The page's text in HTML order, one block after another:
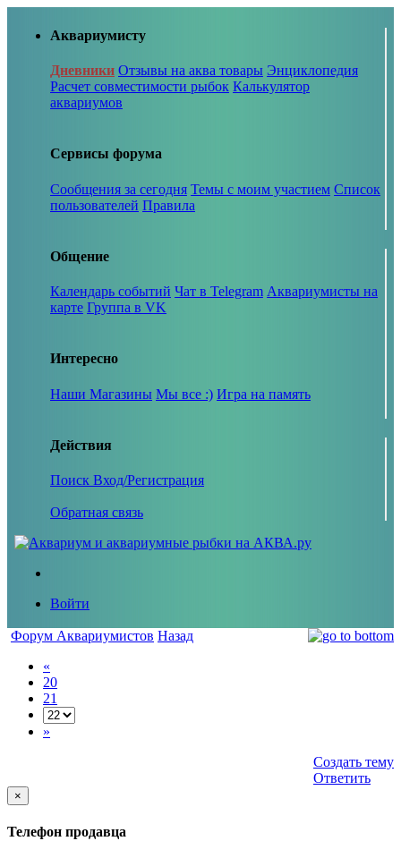
Аквариумисту
Дневники Отзывы на аква товары Энциклопедия
Расчет совместимости рыбок Калькулятор
аквариумов
Сервисы форума
Сообщения за сегодня Темы с моим участием Список
пользователей Правила
Общение
Календарь событий Чат в Telegram Аквариумисты на
карте Группа в VK
Интересно
Наши Магазины Мы все :) Игра на память
Действия
Поиск Вход/Регистрация
Обратная связь
Войти
Форум Аквариумистов Назад
«
20
21
»
Создать тему
Ответить
×
Телефон продавца